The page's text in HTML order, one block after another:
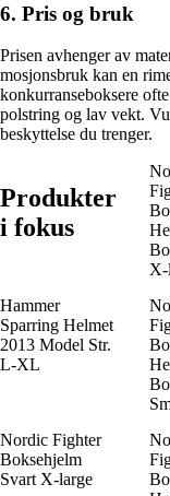
6. Pris og bruk
Prisen avhenger av
mosjonsbruk kan en
konkurranseboksere
polstring og lav vekt.
beskyttelse du trenger.
Produkter
i fokus
X-
Hammer
Sparring Helmet
2013 Model Str.
L-XL
Nordic Fighter
Boksehjelm
Svart X-large